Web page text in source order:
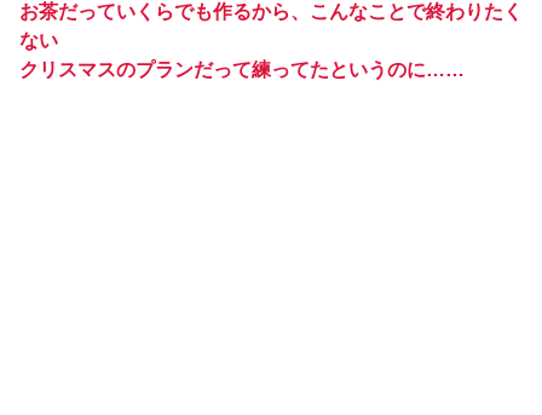
お茶だっていくらでも作るから、こんなことで終わりたく
ない
クリスマスのプランだって練ってたというのに……